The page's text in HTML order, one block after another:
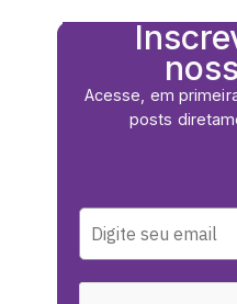
Acesse, em
posts